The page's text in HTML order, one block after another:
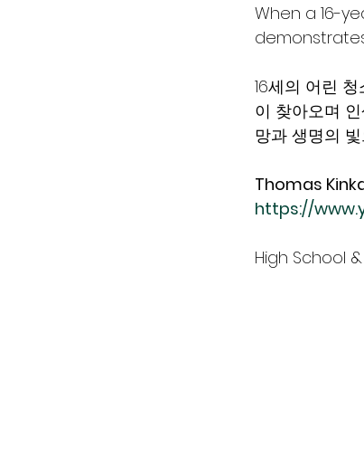
When a 16-
16세의 어린
이 찾아오며
망과 생명의
Thomas
https://
High School